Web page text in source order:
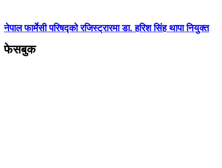
नेपाल फार्मेसी परिषद्को रजिस्ट्रारमा डा. हरिश सिंह थापा नियुक्त
फेसबुक